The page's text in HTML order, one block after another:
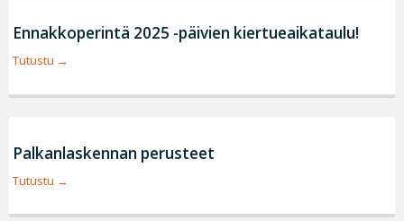
Ennakkoperintä 2025 -päivien kiertueaikataulu!
Tutustu
Palkanlaskennan perusteet
Tutustu